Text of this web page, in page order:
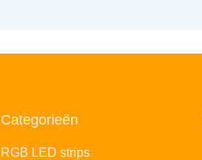
Categorieën
RGB LED strips